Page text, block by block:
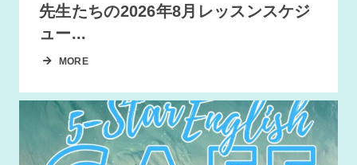
先生たちの2026年8月レッスンスケジ
ュー...
MORE